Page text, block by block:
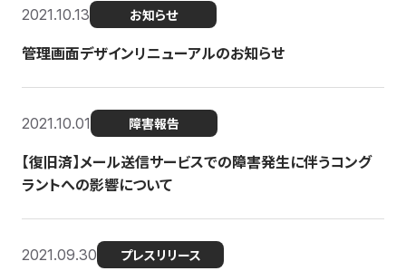
2021.10.13 お知らせ
管理画面デザインリニューアルのお知らせ
2021.10.01 障害報告
【復旧済】メール送信サービスでの障害発生に伴うコング
ラントへの影響について
2021.09.30 プレスリリース